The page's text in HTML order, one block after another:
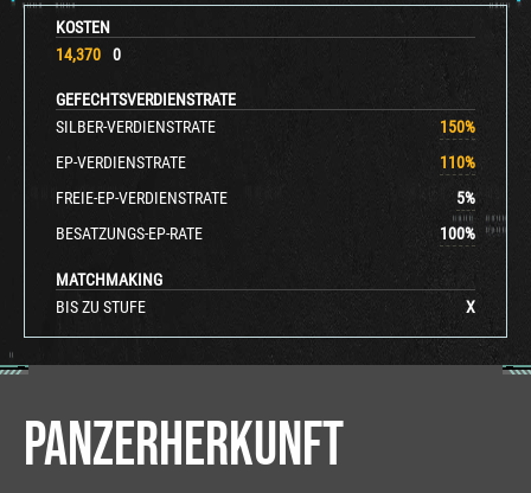
KOSTEN
14,370
0
GEFECHTSVERDIENSTRATE
SILBER-VERDIENSTRATE
150%
EP-VERDIENSTRATE
110%
FREIE-EP-VERDIENSTRATE
5%
BESATZUNGS-EP-RATE
100%
MATCHMAKING
BIS ZU STUFE
X
PANZERHERKUNFT